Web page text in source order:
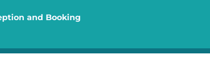
and Booking